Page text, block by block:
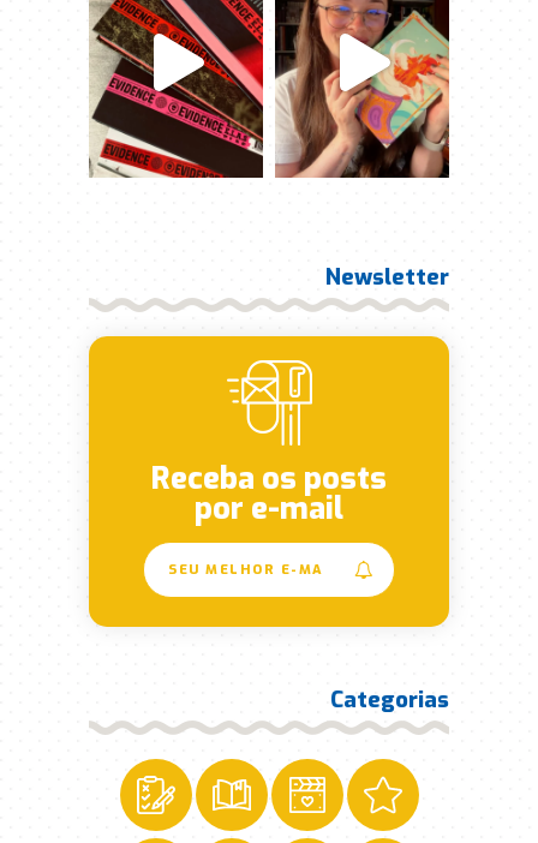
Newsletter
Receba os posts
por e-mail
Categorias